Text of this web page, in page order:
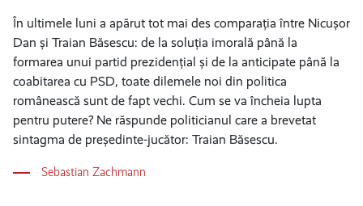
În ultimele luni a apărut tot mai des comparația între Nicușor
Dan și Traian Băsescu: de la soluția imorală până la
formarea unui partid prezidențial și de la anticipate până la
coabitarea cu PSD, toate dilemele noi din politica
românească sunt de fapt vechi. Cum se va încheia lupta
pentru putere? Ne răspunde politicianul care a brevetat
sintagma de președinte-jucător: Traian Băsescu.
Sebastian Zachmann